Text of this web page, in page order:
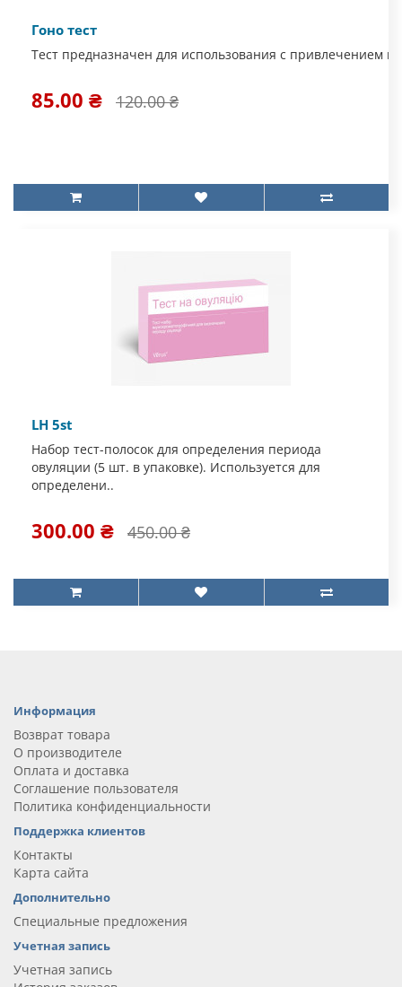
Гоно тест
Тест предназначен для использования с привлечением
85.00 ₴ 120.00 ₴
LH 5st
Набор тест-полосок для определения периода
овуляции (5 шт. в упаковке). Используется для
определени..
300.00 ₴ 450.00 ₴
Информация
Возврат товара
О производителе
Оплата и доставка
Соглашение пользователя
Политика конфиденциальности
Поддержка клиентов
Контакты
Карта сайта
Дополнительно
Специальные предложения
Учетная запись
Учетная запись